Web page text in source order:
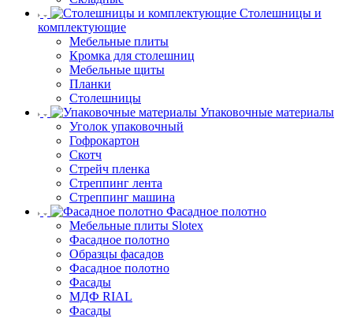
Столешницы и
комплектующие
Мебельные плиты
Кромка для столешниц
Мебельные щиты
Планки
Столешницы
Упаковочные материалы
Уголок упаковочный
Гофрокартон
Скотч
Стрейч пленка
Стреппинг лента
Стреппинг машина
Фасадное полотно
Мебельные плиты Slotex
Фасадное полотно
Образцы фасадов
Фасадное полотно
Фасады
МДФ RIAL
Фасады